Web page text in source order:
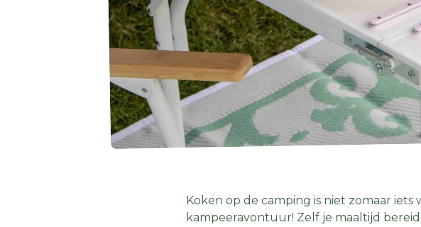
Koken op de camping is niet zomaar
kampeeravontuur! Zelf je maaltijd